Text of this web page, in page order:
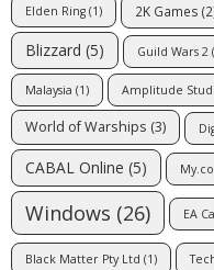
Elden Ring (1) 2K Games
Blizzard (5) Guild Wars 2
Malaysia (1) Amplitude
World of Warships (3)
CABAL Online (5)
Windows (26) EA
Black Matter Pty Ltd (1)